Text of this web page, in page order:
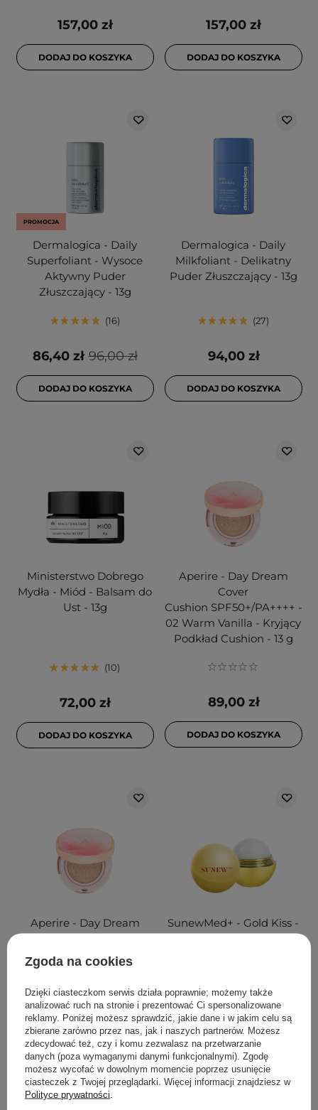
157,00 zł
DODAJ DO KOSZYKA
157,00 zł
DODAJ DO KOSZYKA
PROMOCJA
Dermalogica - Daily
Superfoliant - Wysoce
Aktywny Puder
Złuszczający - 13g
16
96,00 zł
86,40 zł
DODAJ DO KOSZYKA
Dermalogica - Daily
Milkfoliant - Delikatny
Puder Złuszczający - 13g
27
94,00 zł
DODAJ DO KOSZYKA
Ministerstwo Dobrego
Mydła - Miód - Balsam do
Ust - 13g
10
72,00 zł
DODAJ DO KOSZYKA
Aperire - Day Dream
Cover
Cushion SPF50+/PA++++ -
02 Warm Vanilla - Kryjący
Podkład Cushion - 13 g
89,00 zł
DODAJ DO KOSZYKA
Aperire - Day Dream
SPF50+/PA++++ - 03 Tan
Beige - Kryjący Podkład
Cushion - 13 g
89,00 zł
DODAJ DO KOSZYKA
SunewMed+ - Gold Kiss -
17,00 zł
DODAJ DO KOSZYKA
Zgoda na cookies
Dzięki ciasteczkom serwis działa poprawnie; możemy także
analizować ruch na stronie i prezentować Ci spersonalizowane
reklamy. Poniżej możesz sprawdzić, jakie dane i w jakim celu są
zbierane zarówno przez nas, jak i naszych partnerów. Możesz
zdecydować też, czy i komu zezwalasz na przetwarzanie
danych (poza wymaganymi danymi funkcjonalnymi). Zgodę
możesz wycofać w dowolnym momencie poprzez usunięcie
ciasteczek z Twojej przeglądarki. Więcej informacji znajdziesz w
Polityce prywatności